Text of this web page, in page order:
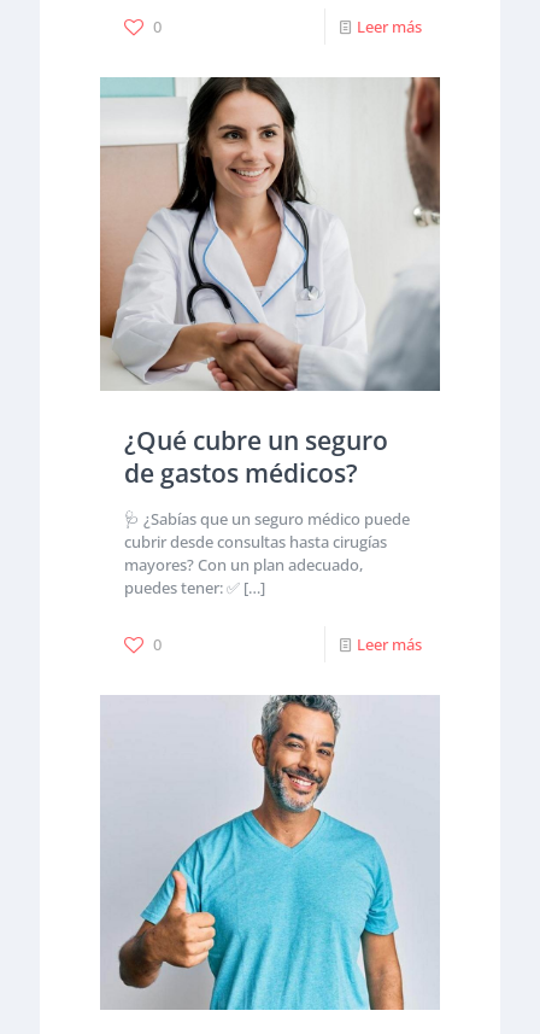
0 Leer más
¿Qué cubre un seguro
de gastos médicos?
🩺 ¿Sabías que un seguro médico puede
cubrir desde consultas hasta cirugías
mayores? Con un plan adecuado,
puedes tener: ✅ […]
0 Leer más